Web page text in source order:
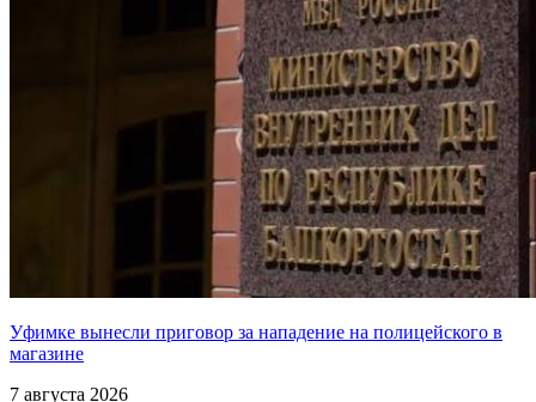
Уфимке вынесли приговор за нападение на полицейского в
магазине
7 августа 2026